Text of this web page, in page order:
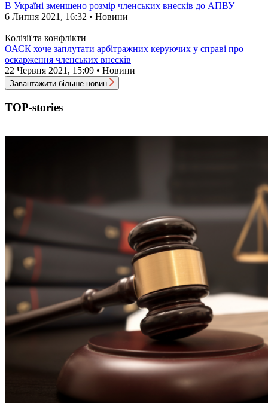
В Україні зменшено розмір членських внесків до АПВУ
6 Липня 2021, 16:32 • Новини
Колізії та конфлікти
ОАСК хоче заплутати арбітражних керуючих у справі про
оскарження членських внесків
22 Червня 2021, 15:09 • Новини
Завантажити більше новин
TOP-stories